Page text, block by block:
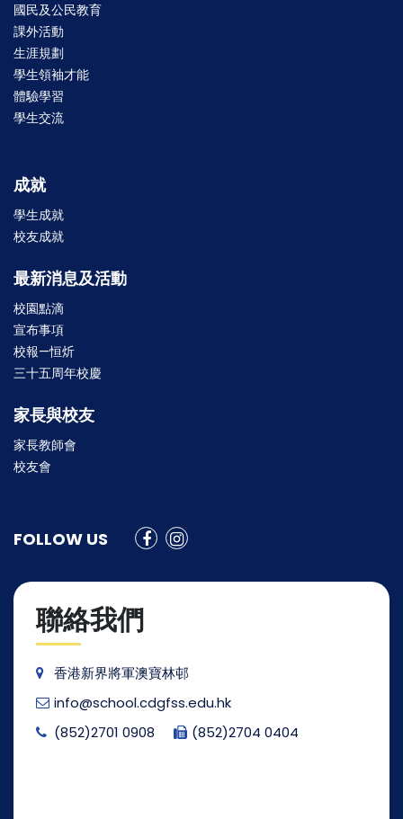
國民及公民教育
課外活動
生涯規劃
學生領袖才能
體驗學習
學生交流
成就
學生成就
校友成就
最新消息及活動
校園點滴
宣布事項
校報—恒炘
三十五周年校慶
家長與校友
家長教師會
校友會
FOLLOW US
聯絡我們
香港新界將軍澳寶林邨
info@school.cdgfss.edu.hk
(852)2701 0908
(852)2704 0404